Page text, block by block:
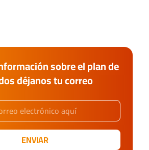
sobre el plan de
déjanos tu correo
ENVIAR